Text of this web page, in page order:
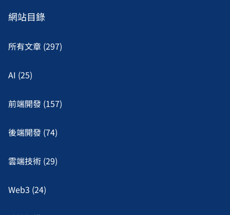
網站目錄
所有文章 (297)
AI (25)
前端開發 (157)
後端開發 (74)
雲端技術 (29)
Web3 (24)